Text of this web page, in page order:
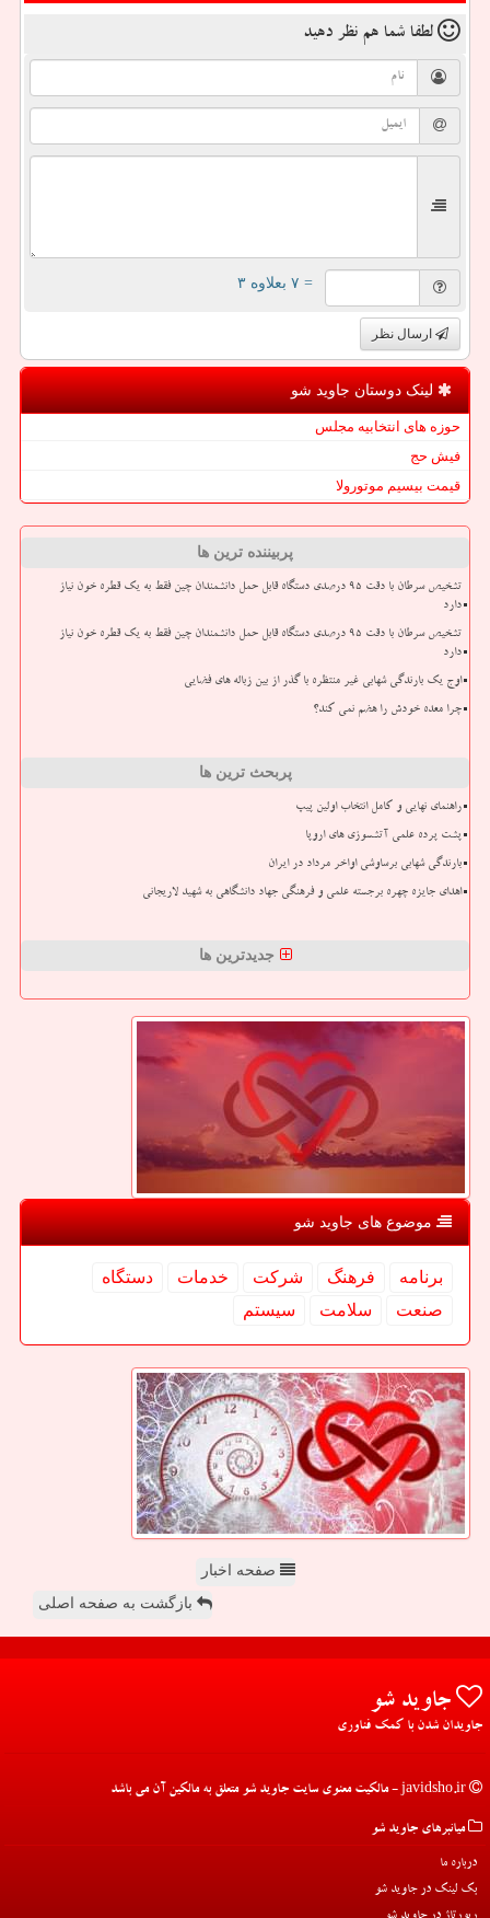
لطفا شما هم نظر دهید
= ۷ بعلاوه ۳
ارسال نظر
لینک دوستان جاوید شو
حوزه های انتخابیه مجلس
فیش حج
قیمت بیسیم موتورولا
پربیننده ترین ها
تشخیص سرطان با دقت ۹۵ درصدی دستگاه قابل حمل دانشمندان چین فقط به یک قطره خون نیاز
دارد
تشخیص سرطان با دقت ۹۵ درصدی دستگاه قابل حمل دانشمندان چین فقط به یک قطره خون نیاز
دارد
اوج یک بارندگی شهابی غیر منتظره با گذر از بین زباله های فضایی
چرا معده خودش را هضم نمی کند؟
پربحث ترین ها
راهنمای نهایی و کامل انتخاب اولین پیپ
پشت پرده علمی آتشسوزی های اروپا
بارندگی شهابی برساوشی اواخر مرداد در ایران
اهدای جایزه چهره برجسته علمی و فرهنگی جهاد دانشگاهی به شهید لاریجانی
جدیدترین ها
موضوع های جاوید شو
برنامه فرهنگ شركت خدمات
دستگاه
صنعت
سلامت سیستم
صفحه اخبار
بازگشت به صفحه اصلی
جاوید شو
جاویدان شدن با کمک فناوری
میانبرهای جاوید شو
درباره ما
بک لینک در جاوید شو